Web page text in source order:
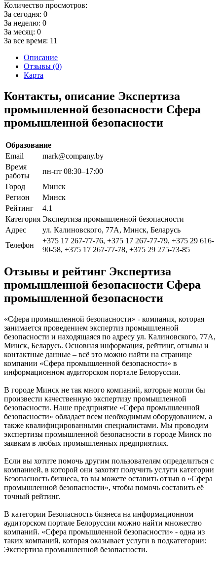
Количество просмотров:
За сегодня: 0
За неделю: 0
За месяц: 0
За все время: 11
Описание
Отзывы (0)
Карта
Контакты, описание Экспертиза
промышленной безопасности Сфера
промышленной безопасности
Образование
Email
mark@company.by
Время
работы
пн-пт 08:30–17:00
Город
Минск
Регион
Минск
Рейтинг
4.1
Категория Экспертиза промышленной безопасности
Адрес
ул. Калиновского, 77А, Минск, Беларусь
Телефон
+375 17 267-77-76, +375 17 267-77-79, +375 29 616-
90-58, +375 17 267-77-78, +375 29 275-73-85
Отзывы и рейтинг Экспертиза
промышленной безопасности Сфера
промышленной безопасности
«Сфера промышленной безопасности» - компания, которая
занимается проведением экспертиз промышленной
безопасности и находящаяся по адресу ул. Калиновского, 77А,
Минск, Беларусь. Основная информация, рейтинг, отзывы и
контактные данные – всё это можно найти на странице
компании «Сфера промышленной безопасности» в
информационном аудиторском портале Белоруссии.
В городе Минск не так много компаний, которые могли бы
произвести качественную экспертизу промышленной
безопасности. Наше предприятие «Сфера промышленной
безопасности» обладает всем необходимым оборудованием, а
также квалифицированными специалистами. Мы проводим
экспертизы промышленной безопасности в городе Минск по
заявкам в любых промышленных предприятиях.
Если вы хотите помочь другим пользователям определиться с
компанией, в которой они захотят получить услуги категории
Безопасность бизнеса, то вы можете оставить отзыв о «Сфера
промышленной безопасности», чтобы помочь составить её
точный рейтинг.
В категории Безопасность бизнеса на информационном
аудиторском портале Белоруссии можно найти множество
компаний. «Сфера промышленной безопасности» - одна из
таких компаний, которая оказывает услуги в подкатегории:
Экспертиза промышленной безопасности.